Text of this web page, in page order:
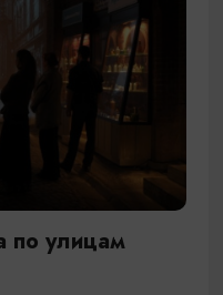
по улицам